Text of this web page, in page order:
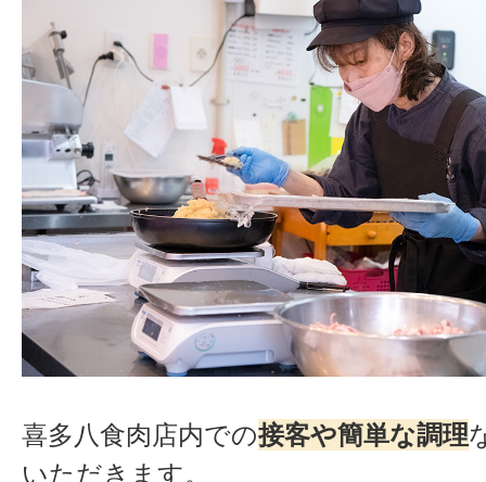
喜多八食肉店内での接客や簡単な調理
いただきます。